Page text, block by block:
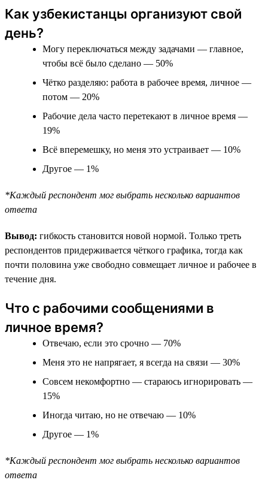
Как узбекистанцы организуют свой
день?
Могу переключаться между задачами — главное,
чтобы всё было сделано — 50%
Чётко разделяю: работа в рабочее время, личное —
потом — 20%
Рабочие дела часто перетекают в личное время —
19%
Всё вперемешку, но меня это устраивает — 10%
Другое — 1%
*Каждый респондент мог выбрать несколько вариантов
ответа
Вывод: гибкость становится новой нормой. Только треть
респондентов придерживается чёткого графика, тогда как
почти половина уже свободно совмещает личное и рабочее в
течение дня.
Что с рабочими сообщениями в
личное время?
Отвечаю, если это срочно — 70%
Меня это не напрягает, я всегда на связи — 30%
Совсем некомфортно — стараюсь игнорировать —
15%
Иногда читаю, но не отвечаю — 10%
Другое — 1%
*Каждый респондент мог выбрать несколько вариантов
ответа